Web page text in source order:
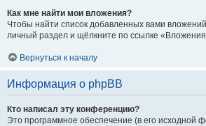
Как мне найти мои вложения?
Чтобы найти список добавленных вами
личный раздел и щёлкните по ссылке
Вернуться к началу
Информация о phpBB
Кто написал эту конференцию?
Это программное обеспечение (в его исходной